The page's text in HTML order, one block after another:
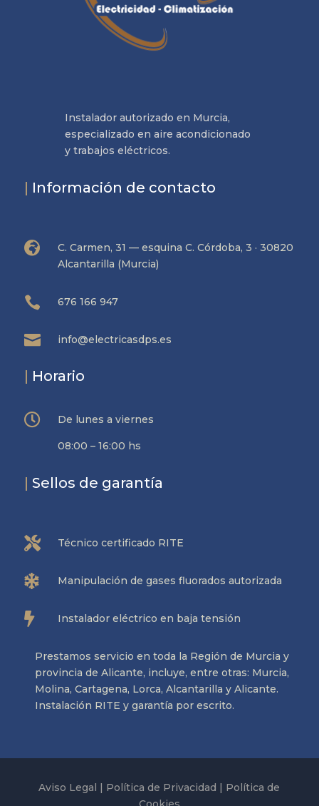
Instalador autorizado en Murcia,
especializado en aire acondicionado
y trabajos eléctricos.
| Información de contacto

C. Carmen, 31 — esquina C. Córdoba, 3 · 30820
Alcantarilla (Murcia)
 676 166 947
 info@electricasdps.es
| Horario
 De lunes a viernes
08:00 – 16:00 hs
| Sellos de garantía
 Técnico certificado RITE
 Manipulación de gases fluorados autorizada
 Instalador eléctrico en baja tensión
Prestamos servicio en toda la Región de Murcia y
provincia de Alicante, incluye, entre otras: Murcia,
Molina, Cartagena, Lorca, Alcantarilla y Alicante.
Instalación RITE y garantía por escrito.
Aviso Legal | Política de Privacidad | Política de